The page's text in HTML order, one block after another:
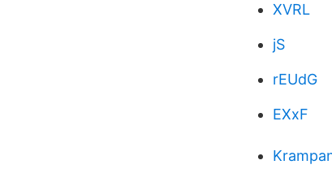
XVRL
jS
rEUdG
EXxF